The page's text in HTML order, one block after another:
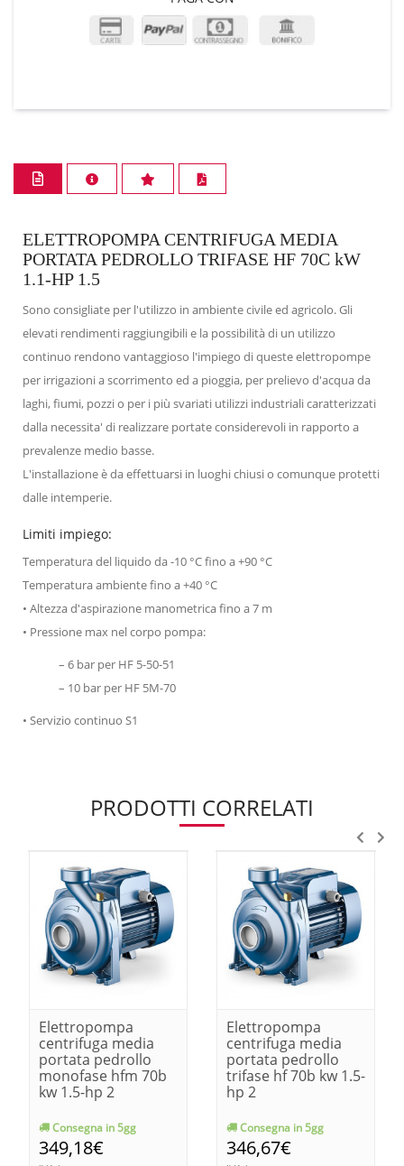
ELETTROPOMPA CENTRIFUGA MEDIA
PORTATA PEDROLLO TRIFASE HF 70C kW
1.1-HP 1.5
Sono consigliate per l'utilizzo in ambiente civile ed agricolo. Gli
elevati rendimenti raggiungibili e la possibilità di un utilizzo
continuo rendono vantaggioso l'impiego di queste elettropompe
per irrigazioni a scorrimento ed a pioggia, per prelievo d'acqua da
laghi, fiumi, pozzi o per i più svariati utilizzi industriali caratterizzati
dalla necessita' di realizzare portate considerevoli in rapporto a
prevalenze medio basse.
L'installazione è da effettuarsi in luoghi chiusi o comunque protetti
dalle intemperie.
Limiti impiego:
Temperatura del liquido da -10 °C fino a +90 °C
Temperatura ambiente fino a +40 °C
• Altezza d'aspirazione manometrica fino a 7 m
• Pressione max nel corpo pompa:
– 6 bar per HF 5-50-51
– 10 bar per HF 5M-70
• Servizio continuo S1
PRODOTTI CORRELATI
Elettropompa
centrifuga media
portata pedrollo
monofase hfm 70b
kw 1.5-hp 2
Consegna in 5gg
349,18€
Elettropompa
centrifuga media
portata pedrollo
trifase hf 70b kw 1.5-
hp 2
Consegna in 5gg
346,67€